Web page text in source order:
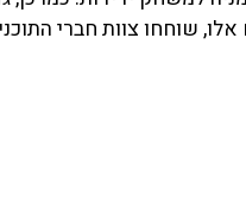
שוחחו צוות חברי